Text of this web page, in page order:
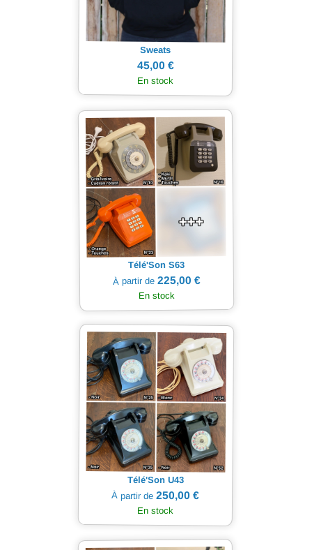
Sweats
45,00 €
En stock
Télé'Son S63
À partir de 225,00 €
En stock
Télé'Son U43
À partir de250,00 €
En stock